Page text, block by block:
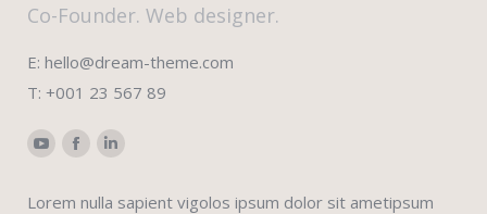
Co-Founder. Web designer.
E: hello@dream-theme.com
T: +001 23 567 89
YouTubeFacebookLinkedin
Lorem nulla sapient vigolos ipsum dolor sit ametipsum